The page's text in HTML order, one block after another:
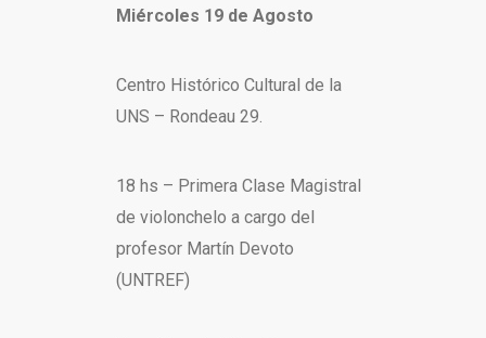
Miércoles 19 de Agosto
Centro Histórico Cultural de la
UNS – Rondeau 29.
18 hs – Primera Clase Magistral
de violonchelo a cargo del
profesor Martín Devoto
(UNTREF)